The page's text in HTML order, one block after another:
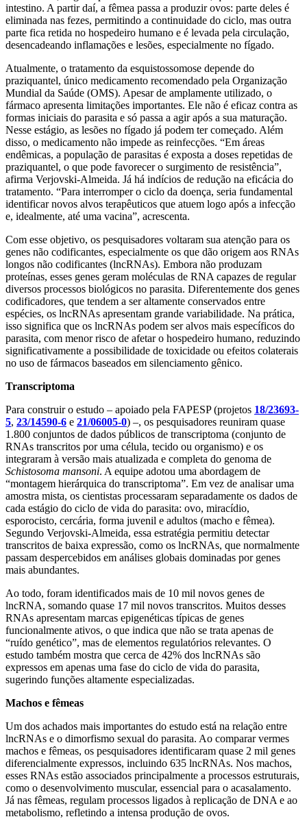
intestino. A partir daí, a fêmea passa a produzir ovos: parte deles é
eliminada nas fezes, permitindo a continuidade do ciclo, mas outra
parte fica retida no hospedeiro humano e é levada pela circulação,
desencadeando inflamações e lesões, especialmente no fígado.
Atualmente, o tratamento da esquistossomose depende do
praziquantel, único medicamento recomendado pela Organização
Mundial da Saúde (OMS). Apesar de amplamente utilizado, o
fármaco apresenta limitações importantes. Ele não é eficaz contra as
formas iniciais do parasita e só passa a agir após a sua maturação.
Nesse estágio, as lesões no fígado já podem ter começado. Além
disso, o medicamento não impede as reinfecções. “Em áreas
endêmicas, a população de parasitas é exposta a doses repetidas de
praziquantel, o que pode favorecer o surgimento de resistência”,
afirma Verjovski-Almeida. Já há indícios de redução na eficácia do
tratamento. “Para interromper o ciclo da doença, seria fundamental
identificar novos alvos terapêuticos que atuem logo após a infecção
e, idealmente, até uma vacina”, acrescenta.
Com esse objetivo, os pesquisadores voltaram sua atenção para os
genes não codificantes, especialmente os que dão origem aos RNAs
longos não codificantes (lncRNAs). Embora não produzam
proteínas, esses genes geram moléculas de RNA capazes de regular
diversos processos biológicos no parasita. Diferentemente dos genes
codificadores, que tendem a ser altamente conservados entre
espécies, os lncRNAs apresentam grande variabilidade. Na prática,
isso significa que os lncRNAs podem ser alvos mais específicos do
parasita, com menor risco de afetar o hospedeiro humano, reduzindo
significativamente a possibilidade de toxicidade ou efeitos colaterais
no uso de fármacos baseados em silenciamento gênico.
Transcriptoma
Para construir o estudo – apoiado pela FAPESP (projetos 18/23693-
5, 23/14590-6 e 21/06005-0) –, os pesquisadores reuniram quase
1.800 conjuntos de dados públicos de transcriptoma (conjunto de
RNAs transcritos por uma célula, tecido ou organismo) e os
integraram à versão mais atualizada e completa do genoma de
Schistosoma mansoni. A equipe adotou uma abordagem de
“montagem hierárquica do transcriptoma”. Em vez de analisar uma
amostra mista, os cientistas processaram separadamente os dados de
cada estágio do ciclo de vida do parasita: ovo, miracídio,
esporocisto, cercária, forma juvenil e adultos (macho e fêmea).
Segundo Verjovski-Almeida, essa estratégia permitiu detectar
transcritos de baixa expressão, como os lncRNAs, que normalmente
passam despercebidos em análises globais dominadas por genes
mais abundantes.
Ao todo, foram identificados mais de 10 mil novos genes de
lncRNA, somando quase 17 mil novos transcritos. Muitos desses
RNAs apresentam marcas epigenéticas típicas de genes
funcionalmente ativos, o que indica que não se trata apenas de
“ruído genético”, mas de elementos regulatórios relevantes. O
estudo também mostra que cerca de 42% dos lncRNAs são
expressos em apenas uma fase do ciclo de vida do parasita,
sugerindo funções altamente especializadas.
Machos e fêmeas
Um dos achados mais importantes do estudo está na relação entre
lncRNAs e o dimorfismo sexual do parasita. Ao comparar vermes
machos e fêmeas, os pesquisadores identificaram quase 2 mil genes
diferencialmente expressos, incluindo 635 lncRNAs. Nos machos,
esses RNAs estão associados principalmente a processos estruturais,
como o desenvolvimento muscular, essencial para o acasalamento.
Já nas fêmeas, regulam processos ligados à replicação de DNA e ao
metabolismo, refletindo a intensa produção de ovos.